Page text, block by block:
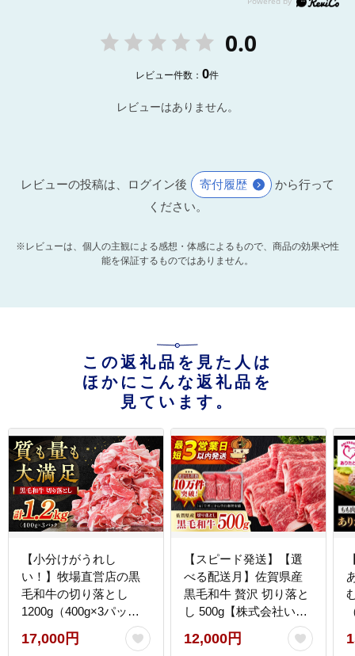
0.0
レビュー件数：0件
レビューはありません。
レビューの投稿は、ログイン後 寄付履歴
から行って
ください。
※レビューは、個人の主観による感想・体感によるもので、商品の効果や性
能を保証するものではありません。
この返礼品を見た人は
ほかにこんな返礼品を
見ています。
【小分けがうれし
い！】牧場直営店の黒
毛和牛の切り落とし
1200g（400g×3パッ
ク） 【川崎畜産】牛肉
[IAX003]
17,000円
【スピード発送】【選
べる配送月】佐賀県産
黒毛和牛 贅沢 切り落と
し 500g【株式会社いろ
は精肉店】佐賀産和牛
牛肉 すき焼き しゃぶし
12,000円